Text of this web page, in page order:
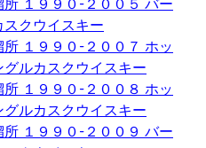
１９９０-２００５ バー
クウイスキー
１９９０-２００７ ホッ
ルカスクウイスキー
１９９０-２００８ ホッ
ルカスクウイスキー
１９９０-２００９ バー